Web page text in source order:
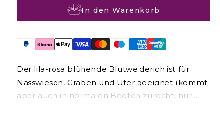
s
In den Warenkorb
Der lila-rosa blühende Blutweiderich ist für
Nasswiesen, Gräben und Ufer geeignet (kommt
aber auch in normalen Beeten zurecht, nur